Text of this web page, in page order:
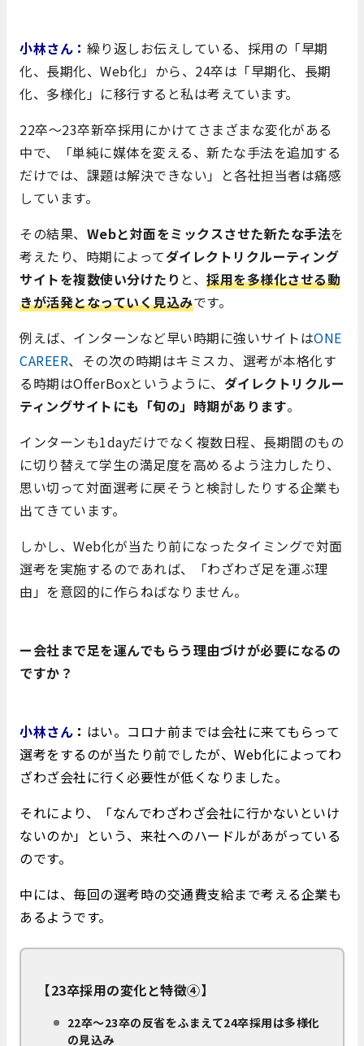
小林さん： 繰り返しお伝えしている、採用の「早期
化、長期化、Web化」から、24卒は「早期化、長期
化、多様化」に移行すると私は考えています。
22卒～23卒新卒採用にかけてさまざまな変化がある
中で、「単純に媒体を変える、新たな手法を追加する
だけでは、課題は解決できない」と各社担当者は痛感
しています。
その結果、 Webと対面をミックスさせた新たな手法を
考えたり、時期によってダイレクトリクルーティング
サイトを複数使い分けたり と、 採用を多様化させる動
きが活発となっていく見込みです。
例えば、インターンなど早い時期に強いサイトはONE
CAREER、その次の時期はキミスカ、選考が本格化す
る時期はOfferBoxというように、 ダイレクトリクルー
ティングサイトにも「旬の」時期があります。
インターンも1dayだけでなく複数日程、長期間のもの
に切り替えて学生の満足度を高めるよう注力したり、
思い切って対面選考に戻そうと検討したりする企業も
出てきています。
しかし、Web化が当たり前になったタイミングで対面
選考を実施するのであれば、「わざわざ足を運ぶ理
由」を意図的に作らねばなりません。
ー会社まで足を運んでもらう理由づけが必要になるの
ですか？
小林さん ： はい。コロナ前までは会社に来てもらって
選考をするのが当たり前でしたが、Web化によってわ
ざわざ会社に行く必要性が低くなりました。
それにより、「なんでわざわざ会社に行かないといけ
ないのか」という、来社へのハードルがあがっている
のです。
中には、毎回の選考時の交通費支給まで考える企業も
あるようです。
【23卒採用の変化と特徴④】
22卒～23卒の反省をふまえて24卒採用は多様化
の見込み